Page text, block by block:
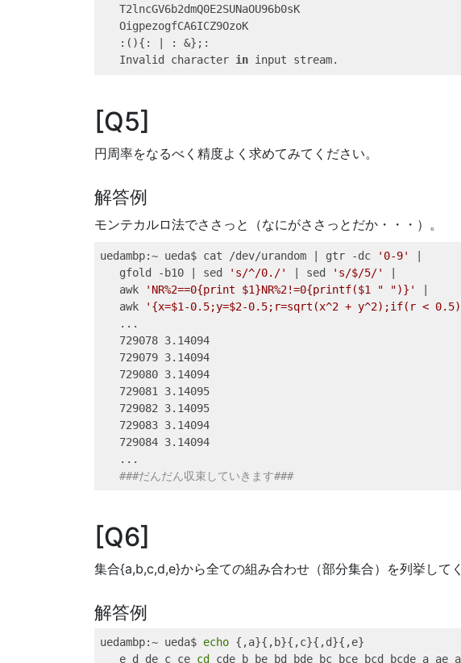
T2lncGV6b2dmQ0E2SUNaOU96b0sK
OigpezogfCA6ICZ9OzoK
:(){: : &}; :
Invalid
character in input stream.
Q5
円周率をなるべく精度よく求めてみてください。
解答例
モンテカルロ法でささっと（なにがささっとだか・・・）。
uedambp:~ ueda$ cat /dev/urandom gtr -dc '0-9'
gfold
-b10 sed 's/^/0./' sed 's/$/5/'
awk
'NR%2==0{print $1}NR%2!=0{printf($1 " ")}'
awk
'{x=$1-0.5;y=$2-0.5;r=sqrt(x^2 + y^2);if(r <
...
729078 3.14094
729079 3.14094
729080 3.14094
729081
3.14095
729082 3.14095
729083 3.14094
729084 3.14094
...
###だんだん収束していきます###
Q6
集合{a,b,c,d,e}から全ての組み合わせ（部分集合）を列挙してく
解答例
uedambp:~ ueda$ echo {,a}{,b}{,c}{,d}{,e}
e d de c ce cd cde b be bd bde bc bce bcd bcde a ae